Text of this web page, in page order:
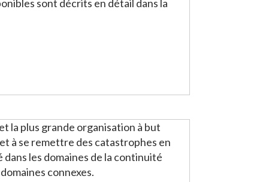
sont décrits en détail dans la
la plus grande organisation à but
à se remettre des catastrophes en
les domaines de la continuité
connexes.